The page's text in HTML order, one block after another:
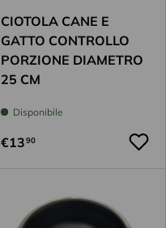
CIOTOLA CANE E
GATTO CONTROLLO
PORZIONE DIAMETRO
25 CM
Disponibile
€1390